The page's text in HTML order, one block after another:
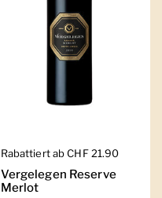
Regulärer Preis
Rabattiert ab CHF 21.90
Vergelegen Reserve
Merlot